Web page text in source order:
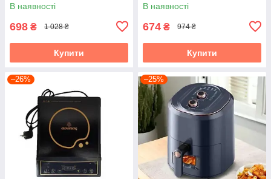
В наявності
698 ₴ 1 028 ₴
Купити
В наявності
674 ₴ 974 ₴
Купити
–26% –25%